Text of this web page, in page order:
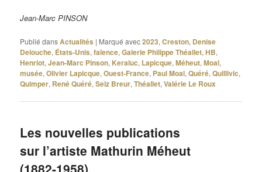
Jean-Marc PINSON
Publié dansActualités | Marqué avec2023,Creston, Denise
Delouche, États-Unis,faïence,Galerie Philippe Théallet,HB,
Henriot,Jean-Marc Pinson, Keraluc, Lapicque,Méheut,Moal,
musée,Olivier Lapicque,Ouest-France, Paul Moal,Quéré,Quillivic,
Quimper, René Quéré,Seiz Breur,Théallet,Valérie Le Roux
Les nouvelles publications
sur l’artiste Mathurin Méheut
(1882-1958).